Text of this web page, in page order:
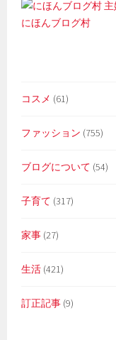
にほんブログ村
コスメ (61)
ファッション (755)
ブログについて (54)
子育て (317)
家事 (27)
生活 (421)
訂正記事 (9)